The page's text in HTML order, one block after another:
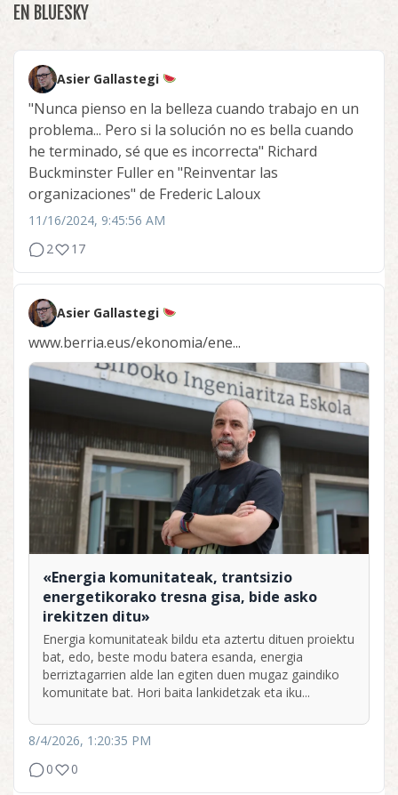
EN BLUESKY
Asier Gallastegi
"Nunca pienso en la belleza cuando trabajo en un
problema... Pero si la solución no es bella cuando
he terminado, sé que es incorrecta" Richard
Buckminster Fuller en "Reinventar las
organizaciones" de Frederic Laloux
11/16/2024, 9:45:56 AM
2
17
Asier Gallastegi
www.berria.eus/ekonomia/ene...
«Energia komunitateak, trantsizio
energetikorako tresna gisa, bide asko
irekitzen ditu»
Energia komunitateak bildu eta aztertu dituen proiektu
bat, edo, beste modu batera esanda, energia
berriztagarrien alde lan egiten duen mugaz gaindiko
komunitate bat. Hori baita lankidetzak eta iku...
8/4/2026, 1:20:35 PM
0
0